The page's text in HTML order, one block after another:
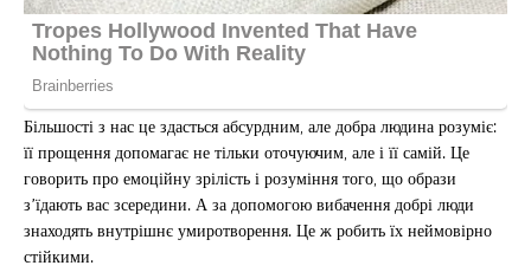
Більшості з нас це здасться абсурдним, але добра людина розуміє:
її прощення допомагає не тільки оточуючим, але і її самій. Це
говорить про емоційну зрілість і розуміння того, що образи
з’їдають вас зсередини. А за допомогою вибачення добрі люди
знаходять внутрішнє умиротворення. Це ж робить їх неймовірно
стійкими.